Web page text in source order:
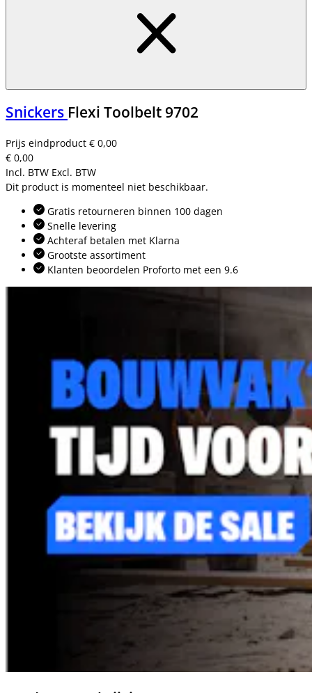
Snickers Flexi Toolbelt 9702
Prijs eindproduct € 0,00
€ 0,00
Incl. BTW Excl. BTW
Dit product is momenteel niet beschikbaar.
Gratis retourneren binnen 100 dagen
Snelle levering
Achteraf betalen met Klarna
Grootste assortiment
Klanten beoordelen Proforto met een 9.6